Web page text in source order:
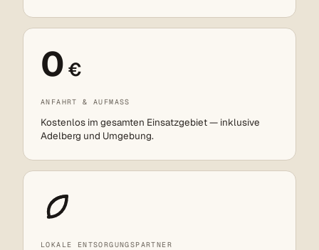
0 €
ANFAHRT & AUFMASS
Kostenlos im gesamten Einsatzgebiet — inklusive
Adelberg und Umgebung.
LOKALE ENTSORGUNGSPARTNER